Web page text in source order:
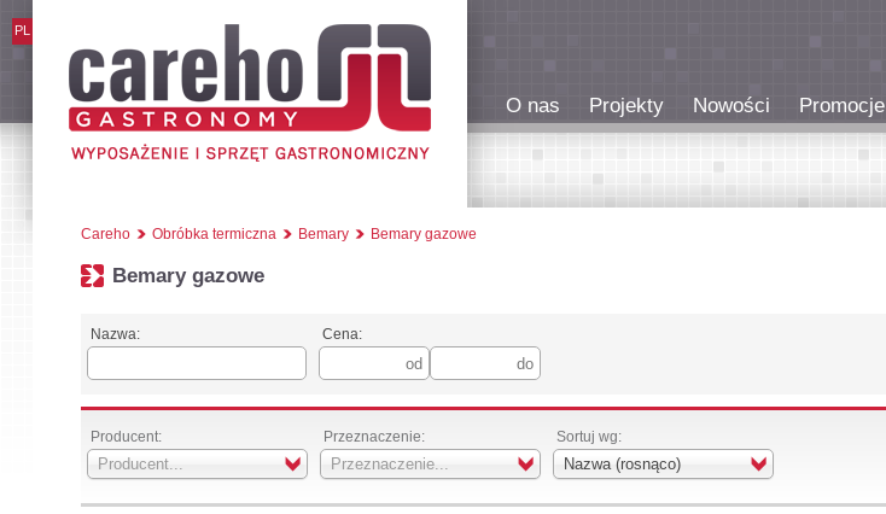
PL
O nas Projekty Nowości Promocje
Careho Obróbka termiczna Bemary Bemary gazowe
Bemary gazowe
Nazwa: Cena:
Producent:
Producent...
Przeznaczenie:
Przeznaczenie...
Sortuj wg:
Nazwa (rosnąco)